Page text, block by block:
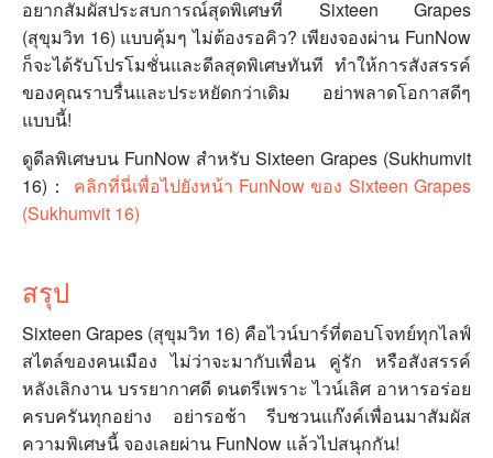
อยากสัมผัสประสบการณ์สุดพิเศษที่ Sixteen Grapes
(สุขุมวิท 16) แบบคุ้มๆ ไม่ต้องรอคิว? เพียงจองผ่าน FunNow
ก็จะได้รับโปรโมชั่นและดีลสุดพิเศษทันที ทำให้การสังสรรค์
ของคุณราบรื่นและประหยัดกว่าเดิม อย่าพลาดโอกาสดีๆ
แบบนี้!
ดูดีลพิเศษบน FunNow สำหรับ Sixteen Grapes (Sukhumvit
16)： คลิกที่นี่เพื่อไปยังหน้า FunNow ของ Sixteen Grapes
(Sukhumvit 16)
สรุป
Sixteen Grapes (สุขุมวิท 16) คือไวน์บาร์ที่ตอบโจทย์ทุกไลฟ์
สไตล์ของคนเมือง ไม่ว่าจะมากับเพื่อน คู่รัก หรือสังสรรค์
หลังเลิกงาน บรรยากาศดี ดนตรีเพราะ ไวน์เลิศ อาหารอร่อย
ครบครันทุกอย่าง อย่ารอช้า รีบชวนแก๊งค์เพื่อนมาสัมผัส
ความพิเศษนี้ จองเลยผ่าน FunNow แล้วไปสนุกกัน!